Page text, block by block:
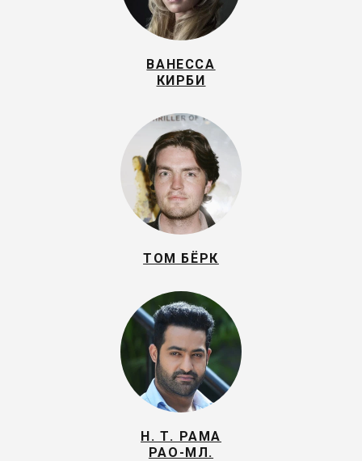
ВАНЕССА
КИРБИ
ТОМ БЁРК
Н. Т. РАМА
РАО-МЛ.